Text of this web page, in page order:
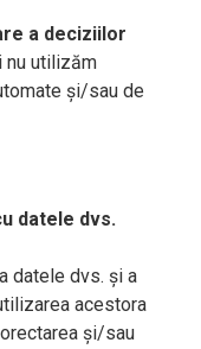
a deciziilor
nu utilizăm
și/sau de
datele dvs.
datele dvs. și a
acestora
și/sau